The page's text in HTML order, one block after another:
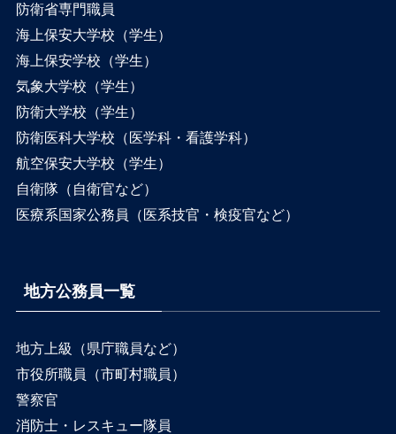
防衛省専門職員
海上保安大学校（学生）
海上保安学校（学生）
気象大学校（学生）
防衛大学校（学生）
防衛医科大学校（医学科・看護学科）
航空保安大学校（学生）
自衛隊（自衛官など）
医療系国家公務員（医系技官・検疫官など）
地方公務員一覧
地方上級（県庁職員など）
市役所職員（市町村職員）
警察官
消防士・レスキュー隊員